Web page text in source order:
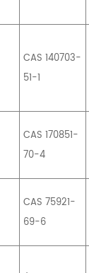
CAS 140703-
51-1
CAS 170851-
70-4
CAS 75921-
69-6